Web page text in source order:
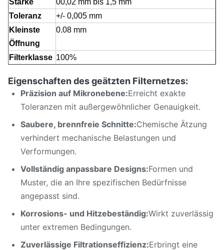
Stärke
00,02 mm bis 1,5 mm
Toleranz
+/- 0,005 mm
Kleinste
Öffnung
0.08 mm
Filterklasse 100%
Merkmal
Keine Schürzen, keine Bruchstellen und
sauber.
Anwendung
Metallnetze, Filternetze für
Kaffeemaschinen, Saftmaschinen
Eigenschaften des geätzten Filternetzes:
Präzision auf Mikronebene:Erreicht exakte
Toleranzen mit außergewöhnlicher Genauigkeit.
Saubere, brennfreie Schnitte:Chemische Ätzung
verhindert mechanische Belastungen und
Verformungen.
Vollständig anpassbare Designs:Formen und
Muster, die an Ihre spezifischen Bedürfnisse
angepasst sind.
Korrosions- und Hitzebeständig:Wirkt zuverlässig
unter extremen Bedingungen.
Zuverlässige Filtrationseffizienz:Erbringt eine